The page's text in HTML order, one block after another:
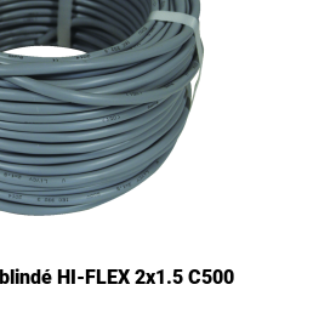
HI-FLEX 2x1.5 C500